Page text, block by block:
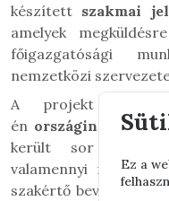
készített szakmai
amelyek
főigazgatósági
nemzetközi
A projekt
én
került sor
valamennyi releváns
szakértő
Ez a